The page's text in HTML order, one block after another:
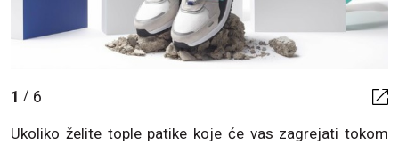
1 / 6
Ukoliko želite tople patike koje će vas zagrejati tokom